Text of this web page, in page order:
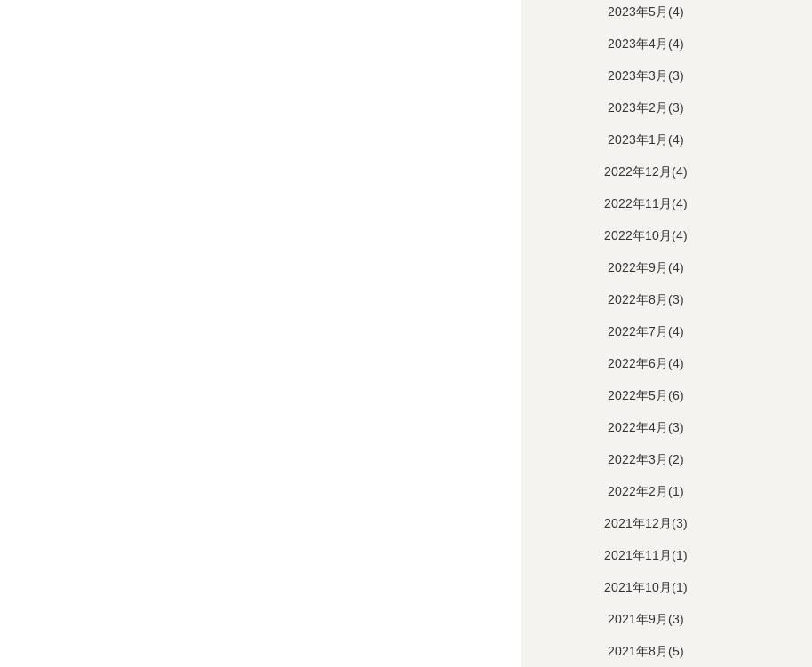
2023年5月(4)
2023年4月(4)
2023年3月(3)
2023年2月(3)
2023年1月(4)
2022年12月(4)
2022年11月(4)
2022年10月(4)
2022年9月(4)
2022年8月(3)
2022年7月(4)
2022年6月(4)
2022年5月(6)
2022年4月(3)
2022年3月(2)
2022年2月(1)
2021年12月(3)
2021年11月(1)
2021年10月(1)
2021年9月(3)
2021年8月(5)